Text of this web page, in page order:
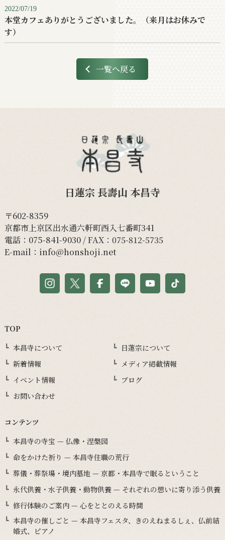
2022/07/19
本堂カフェありがとうございました。（来月はお休みで
す）
一覧へ戻る
日蓮宗 長壽山 本昌寺
〒602-8359
京都市上京区出水通六軒町西入七番町341
電話： 075-841-9030/ FAX：075-812-5735
E-mail： info@honshoji.net
TOP
本昌寺について
日蓮宗について
新着情報
メディア掲載情報
イベント情報
ブログ
お問い合わせ
コンテンツ
本昌寺の寺宝 — 仏像・涅槃図
命をかけた祈り — 本昌寺住職の荒行
葬儀・葬祭場・境内墓地 — 京都・本昌寺で眠るということ
永代供養・水子供養・動物供養 — それぞれの想いに寄り添う供養
修行体験のご案内 — 心をととのえる時間
本昌寺の催しごと — 本昌寺フェスタ、きのえねまるしぇ、仏前結
婚式、ピアノ